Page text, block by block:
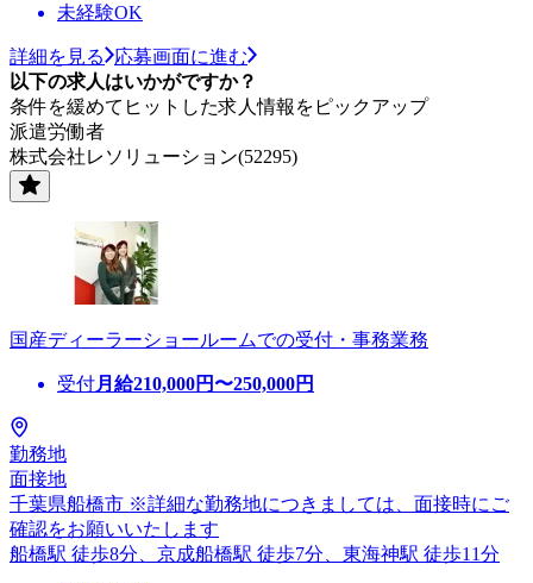
未経験OK
詳細を見る
応募画面に進む
以下の求人はいかがですか？
条件を緩めてヒットした求人情報をピックアップ
派遣労働者
株式会社レソリューション(52295)
国産ディーラーショールームでの受付・事務業務
受付月給210,000円〜250,000円
勤務地
面接地
千葉県船橋市 ※詳細な勤務地につきましては、面接時にご
確認をお願いいたします
船橋駅 徒歩8分、京成船橋駅 徒歩7分、東海神駅 徒歩11分